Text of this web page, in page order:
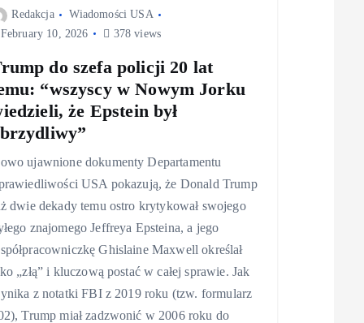
Redakcja
Wiadomości USA
February 10, 2026
378 views
do szefa policji 20 lat
“wszyscy w Nowym Jorku
że Epstein był
ujawnione dokumenty Departamentu
USA pokazują, że Donald Trump
dwie dekady temu ostro krytykował swojego
znajomego Jeffreya Epsteina, a jego
Ghislaine Maxwell określał
„złą” i kluczową postać w całej sprawie. Jak
z notatki FBI z 2019 roku (tzw. formularz
Trump miał zadzwonić w 2006 roku do